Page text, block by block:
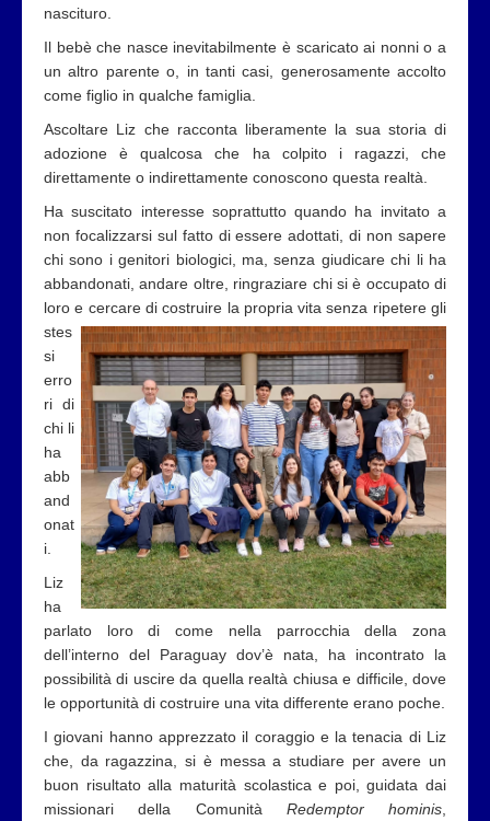
nascituro.
Il bebè che nasce inevitabilmente è scaricato ai nonni o a
un altro parente o, in tanti casi, generosamente accolto
come figlio in qualche famiglia.
Ascoltare Liz che racconta liberamente la sua storia di
adozione è qualcosa che ha colpito i ragazzi, che
direttamente o indirettamente conoscono questa realtà.
Ha suscitato interesse soprattutto quando ha invitato a
non focalizzarsi sul fatto di essere adottati, di non sapere
chi sono i genitori biologici, ma, senza giudicare chi li ha
abbandonati, andare oltre, ringraziare chi si è occupato di
loro e cercare di costruire la propria vita senza ripetere gli
stes
si
erro
ri di
chi li
ha
abb
and
onat
i.
Liz
ha
parlato loro di come nella parrocchia della zona
dell’interno del Paraguay dov’è nata, ha incontrato la
possibilità di uscire da quella realtà chiusa e difficile, dove
le opportunità di costruire una vita differente erano poche.
I giovani hanno apprezzato il coraggio e la tenacia di Liz
che, da ragazzina, si è messa a studiare per avere un
buon risultato alla maturità scolastica e poi, guidata dai
missionari della Comunità Redemptor hominis,